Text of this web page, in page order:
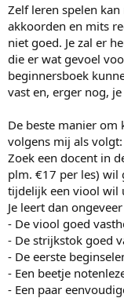
Zelf leren spelen
akkoorden en mits
niet goed. Je zal er
die er wat gevoel
beginnersboek
vast en, erger nog,
De beste manier om
volgens mij als volgt:
Zoek een docent in
plm. €17 per les) wil
tijdelijk een viool wil
Je leert dan
- De viool goed
- De strijkstok goed
- De eerste
- Een beetje
- Een paar